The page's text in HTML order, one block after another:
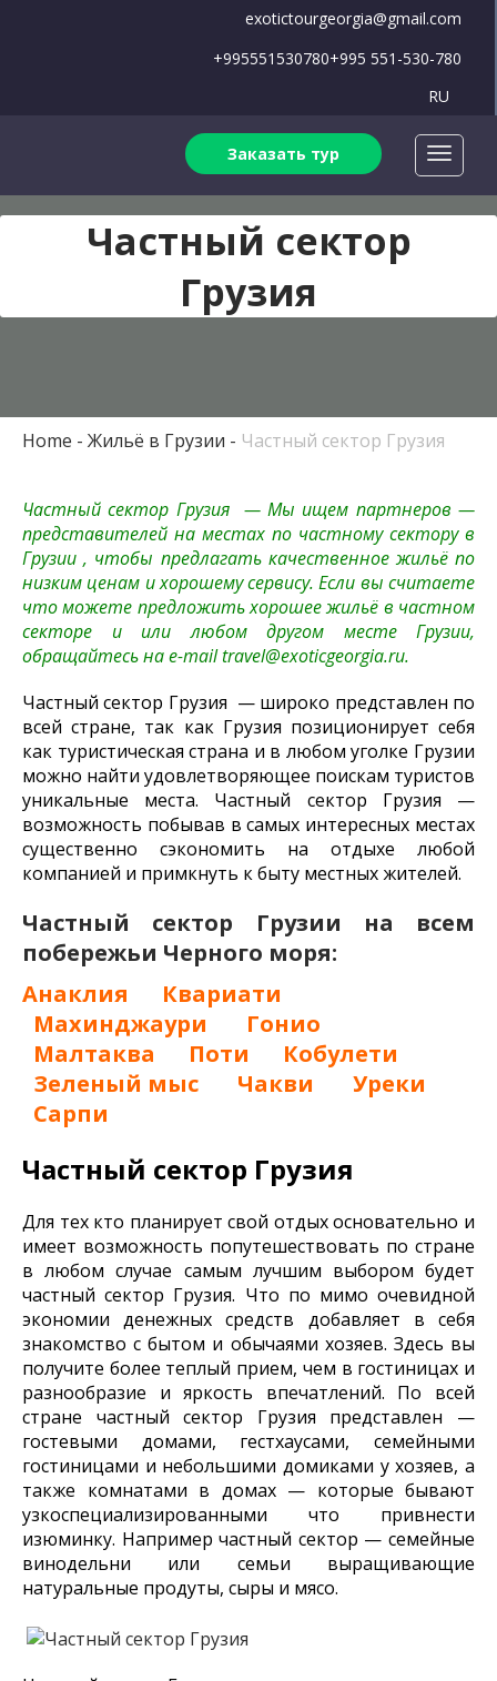
exotictourgeorgia@gmail.com
+995551530780+995 551-530-780
RU
Заказать тур
Частный сектор
Грузия
Home Жильё в Грузии Частный сектор Грузия
Частный сектор Грузия — Мы ищем партнеров —
представителей на местах по частному сектору в
Грузии , чтобы предлагать качественное жильё по
низким ценам и хорошему сервису. Если вы считаете
что можете предложить хорошее жильё в частном
секторе и или любом другом месте Грузии,
обращайтесь на e-mailtravel@exoticgeorgia.ru.
Частный сектор Грузия — широко представлен по
всей стране, так как Грузия позиционирует себя
как туристическая страна и в любом уголке Грузии
можно найти удовлетворяющее поискам туристов
уникальные места. Частный сектор Грузия —
возможность побывав в самых интересных местах
существенно сэкономить на отдыхе любой
компанией и примкнуть к быту местных жителей.
Частный сектор Грузии на всем
побережьи Черного моря:
Анаклия
Квариати
Махинджаури
Гонио
Малтаква
Поти
Кобулети
Зеленый мыс
Чакви
Уреки
Сарпи
Частный сектор Грузия
Для тех кто планирует свой отдых основательно и
имеет возможность попутешествовать по стране
в любом случае самым лучшим выбором будет
частный сектор Грузия. Что по мимо очевидной
экономии денежных средств добавляет в себя
знакомство с бытом и обычаями хозяев. Здесь вы
получите более теплый прием, чем в гостиницах и
разнообразие и яркость впечатлений. По всей
стране частный сектор Грузия представлен —
гостевыми домами, гестхаусами, семейными
гостиницами и небольшими домиками у хозяев, а
также комнатами в домах — которые бывают
узкоспециализированными что привнести
изюминку. Например частный сектор — семейные
винодельни или семьи выращивающие
натуральные продуты, сыры и мясо.